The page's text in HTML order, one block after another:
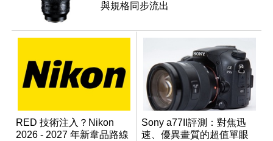
與規格同步流出
RED 技術注入？Nikon
2026 - 2027 年新韋品路線
Sony a77II評測：對焦迅
速、優異畫質的超值單眼